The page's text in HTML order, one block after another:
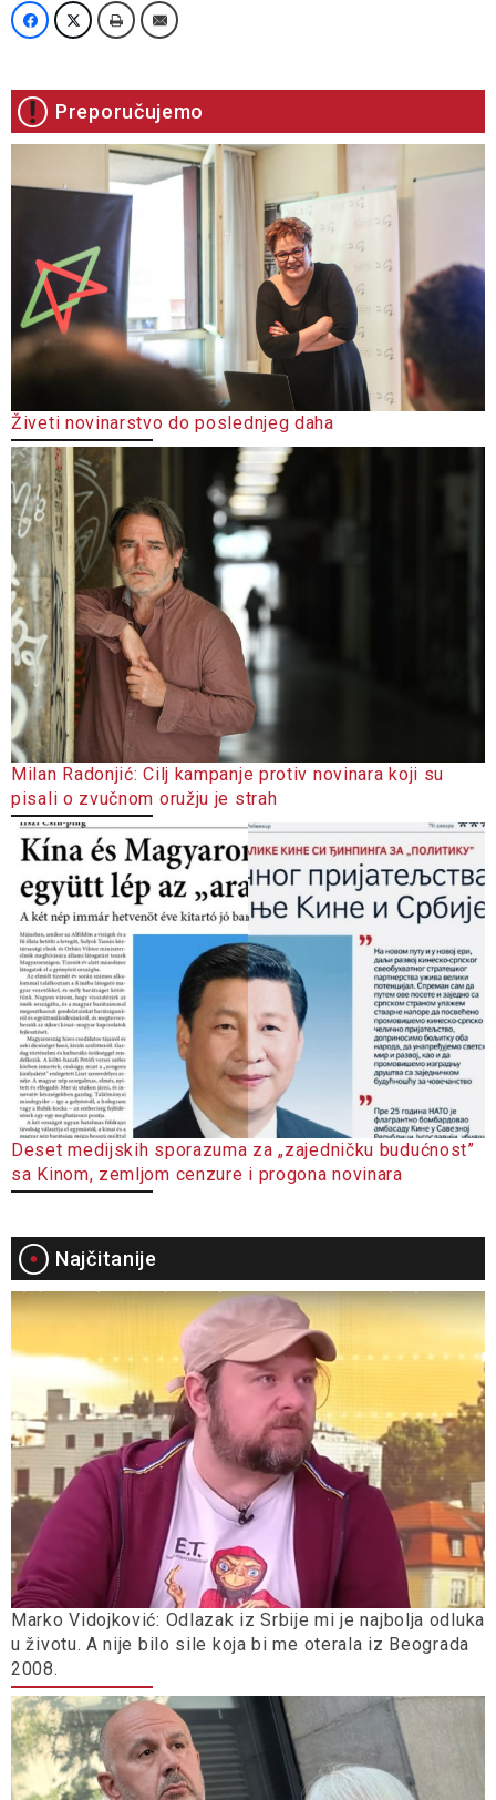
Preporučujemo
Živeti novinarstvo do poslednjeg daha
Milan Radonjić: Cilj kampanje protiv novinara koji su
pisali o zvučnom oružju je strah
Deset medijskih sporazuma za „zajedničku budućnost”
sa Kinom, zemljom cenzure i progona novinara
Najčitanije
Marko Vidojković: Odlazak iz Srbije mi je najbolja odluka
u životu. A nije bilo sile koja bi me oterala iz Beograda
2008.